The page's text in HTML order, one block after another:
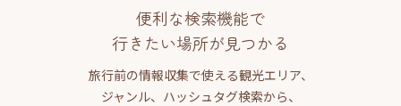
便利な検索機能で
行きたい場所が見つかる
旅行前の情報収集で使える観光エリア、
ジャンル、ハッシュタグ検索から、